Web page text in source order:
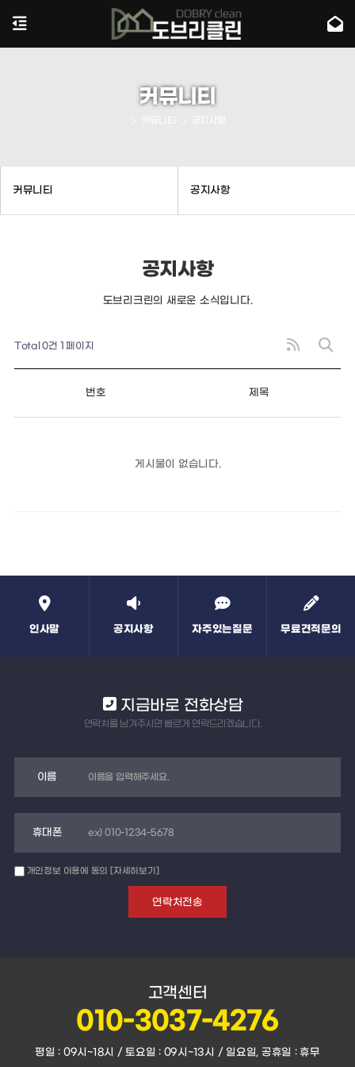
커뮤니티
커뮤니티 공지사항
공지사항
도브리크린의 새로운 소식입니다.
Total 0건 1 페이지
번호 제목
게시물이 없습니다.
인사말 공지사항 자주있는질문 무료견적문의
지금바로 전화상담
연락처를 남겨주시면 빠르게 연락드리겠습니다.
이름
휴대폰
개인정보 이용에 동의 [자세히보기]
고객센터
010-3037-4276
평일 : 09시~18시 / 토요일 : 09시~13시 / 일요일, 공휴일 : 휴무